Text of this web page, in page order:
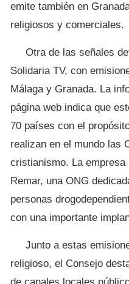
emite también en
religiosos y comerciales.
Otra de las señales
Solidaria TV, con
Málaga y Granada. La
página web indica que
70 países con el
realizan en el mundo las
cristianismo. La
Remar, una ONG
personas
con una importante
Junto a estas
religioso, el Consejo